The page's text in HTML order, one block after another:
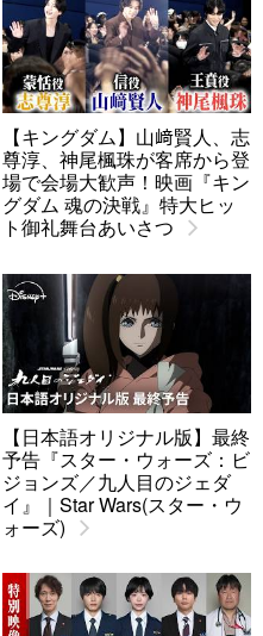
【キングダム】山﨑賢人、志
尊淳、神尾楓珠が客席から登
場で会場大歓声！映画『キン
グダム 魂の決戦』特大ヒッ
ト御礼舞台あいさつ
【日本語オリジナル版】最終
予告『スター・ウォーズ：ビ
ジョンズ／九人目のジェダ
イ』｜Star Wars(スター・ウ
ォーズ)